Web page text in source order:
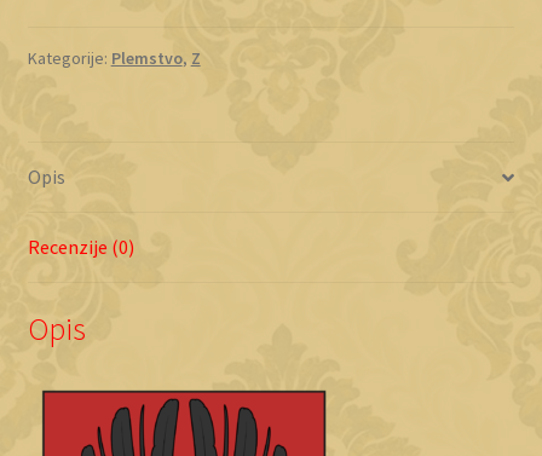
Kategorije: Plemstvo, Z
Opis
Recenzije (0)
Opis